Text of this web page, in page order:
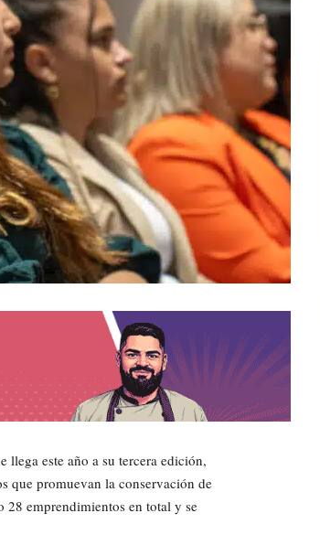
llega este año a su tercera edición,
que promuevan la conservación de
28 emprendimientos en total y se